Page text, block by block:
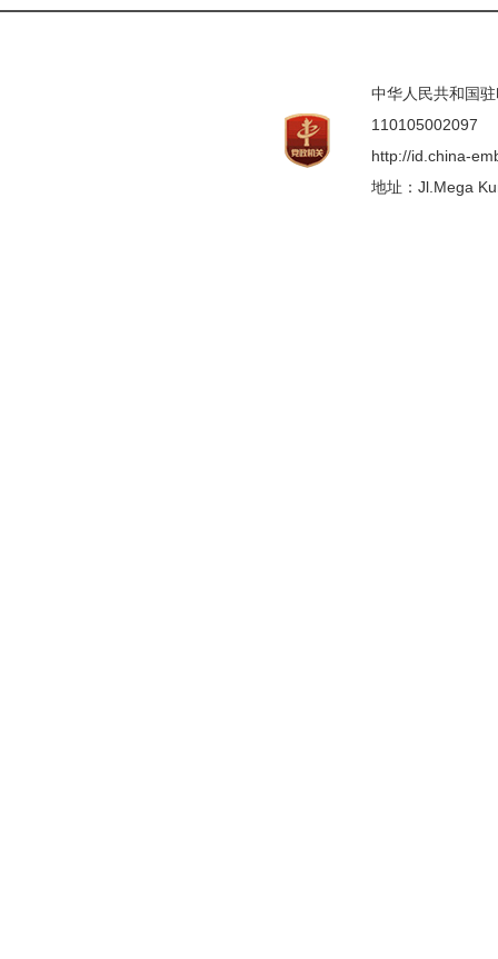
中华人民共和国
110105002097
http://id.china-
地址：Jl.Mega